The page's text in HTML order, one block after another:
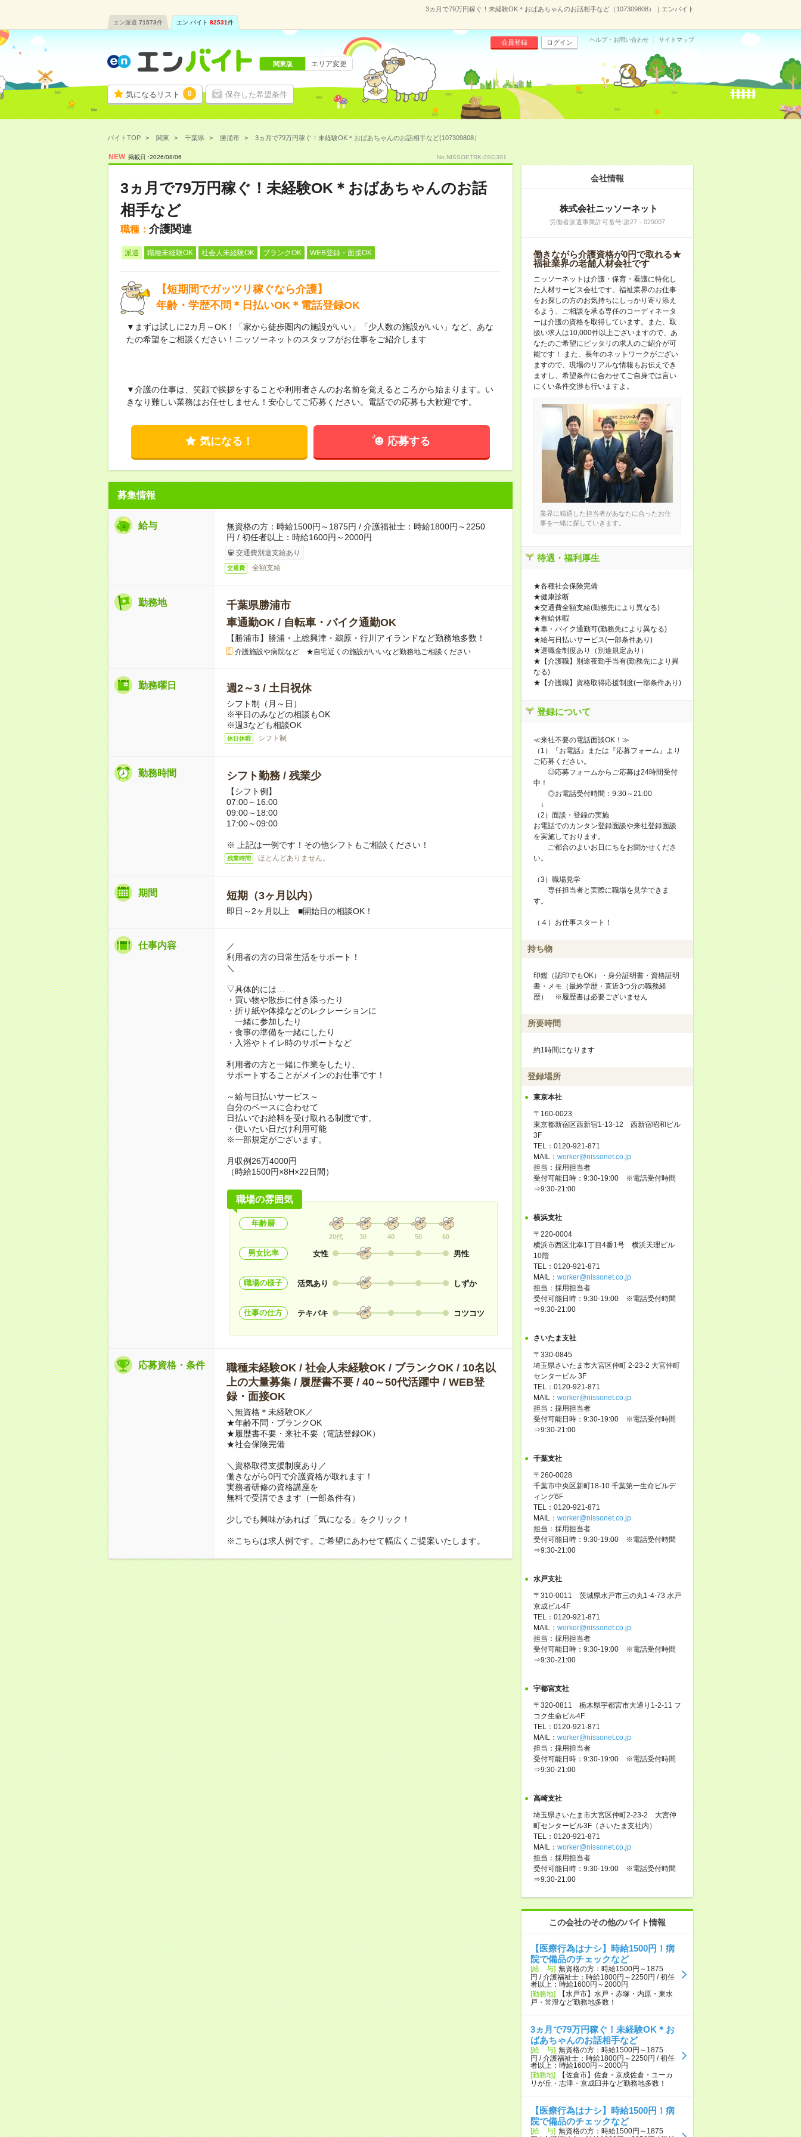
3ヵ月で79万円稼ぐ！未経験OK＊おばあちゃんのお話相手など（107309808）｜エンバイト
エン派遣 71573件 エン バイト 82531件
気になるリスト 0 保存した希望条件
会員登録 ログイン ヘルプ・お問い合わせ サイトマップ
関東版 エリア変更
バイトTOP 関東 千葉県 勝浦市 3ヵ月で79万円稼ぐ！未経験OK＊おばあちゃんのお話相手など(107309808）
NEW 掲載日 :2026/08/06 No.NISSOETRK-2SG391
3ヵ月で79万円稼ぐ！未経験OK＊おばあちゃんのお話
相手など
職種： 介護関連
派遣 職種未経験OK 社会人未経験OK ブランクOK WEB登録・面接OK
【短期間でガッツリ稼ぐなら介護】
年齢・学歴不問＊日払いOK＊電話登録OK
▼まずは試しに2カ月～OK！「家から徒歩圏内の施設がいい」「少人数の施設がいい」など、あな
たの希望をご相談ください！ニッソーネットのスタッフがお仕事をご紹介します
▼介護の仕事は、笑顔で挨拶をすることや利用者さんのお名前を覚えるところから始まります。い
きなり難しい業務はお任せしません！安心してご応募ください。電話での応募も大歓迎です。
気になる！ 応募する
募集情報
給与
無資格の方：時給1500円～1875円 / 介護福祉士：時給1800円～2250
円 / 初任者以上：時給1600円～2000円
交通費別途支給あり
交通費 全額支給
勤務地
千葉県勝浦市
車通勤OK / 自転車・バイク通勤OK
【勝浦市】勝浦・上総興津・鵜原・行川アイランドなど勤務地多数！
介護施設や病院など ★自宅近くの施設がいいなど勤務地ご相談ください
勤務曜日 週2～3 / 土日祝休
シフト制（月～日）
※平日のみなどの相談もOK
※週3なども相談OK
休日休暇 シフト制
勤務時間 シフト勤務 / 残業少
【シフト例】
07:00～16:00
09:00～18:00
17:00～09:00
※ 上記は一例です！その他シフトもご相談ください！
残業時間 ほとんどありません。
期間 短期（3ヶ月以内）
即日～2ヶ月以上 ■開始日の相談OK！
仕事内容
／
利用者の方の日常生活をサポート！
＼
▽具体的には…
・買い物や散歩に付き添ったり
・折り紙や体操などのレクレーションに
一緒に参加したり
・食事の準備を一緒にしたり
・入浴やトイレ時のサポートなど
利用者の方と一緒に作業をしたり、
サポートすることがメインのお仕事です！
～給与日払いサービス～
自分のペースに合わせて
日払いでお給料を受け取れる制度です。
・使いたい日だけ利用可能
※一部規定がございます。
月収例26万4000円
（時給1500円×8H×22日間）
職場の雰囲気
年齢層
20代 30 40 50 60
男女比率 女性 男性
職場の様子 活気あり しずか
仕事の仕方 テキパキ コツコツ
応募資格・条件
職種未経験OK / 社会人未経験OK / ブランクOK / 10名以
上の大量募集 / 履歴書不要 / 40～50代活躍中 / WEB登
録・面接OK
＼無資格＊未経験OK／
★年齢不問・ブランクOK
★履歴書不要・来社不要（電話登録OK）
★社会保険完備
＼資格取得支援制度あり／
働きながら0円で介護資格が取れます！
実務者研修の資格講座を
無料で受講できます（一部条件有）
少しでも興味があれば「気になる」をクリック！
※こちらは求人例です。ご希望にあわせて幅広くご提案いたします。
会社情報
株式会社ニッソーネット
労働者派遣事業許可番号:派27－029007
働きながら介護資格が0円で取れる★
福祉業界の老舗人材会社です
ニッソーネットは介護・保育・看護に特化し
た人材サービス会社です。福祉業界のお仕事
をお探しの方のお気持ちにしっかり寄り添え
るよう、ご相談を承る専任のコーディネータ
ーは介護の資格を取得しています。また、取
扱い求人は10,000件以上ございますので、あ
なたのご希望にピッタリの求人のご紹介が可
能です！ また、長年のネットワークがござい
ますので、現場のリアルな情報もお伝えでき
ますし、希望条件に合わせてご自身では言い
にくい条件交渉も行いますよ。
業界に精通した担当者があなたに合ったお仕
事を一緒に探していきます。
待遇・福利厚生
★各種社会保険完備
★健康診断
★交通費全額支給(勤務先により異なる)
★有給休暇
★車・バイク通勤可(勤務先により異なる)
★給与日払いサービス(一部条件あり)
★退職金制度あり（別途規定あり）
★【介護職】別途夜勤手当有(勤務先により異
なる)
★【介護職】資格取得応援制度(一部条件あり)
登録について
≪来社不要の電話面談OK！≫
（1）『お電話』または『応募フォーム』より
ご応募ください。
◎応募フォームからご応募は24時間受付
中！
◎お電話受付時間：9:30～21:00
↓
（2）面談・登録の実施
お電話でのカンタン登録面談や来社登録面談
を実施しております。
ご都合のよいお日にちをお聞かせくださ
い。
（3）職場見学
専任担当者と実際に職場を見学できま
す。
（４）お仕事スタート！
持ち物
印鑑（認印でもOK）・身分証明書・資格証明
書・メモ（最終学歴・直近3つ分の職務経
歴） ※履歴書は必要ございません
所要時間
約1時間になります
登録場所
東京本社
〒160-0023
東京都新宿区西新宿1-13-12 西新宿昭和ビル
3F
TEL：0120-921-871
MAIL： worker@nissonet.co.jp
担当：採用担当者
受付可能日時：9:30-19:00 ※電話受付時間
⇒9:30-21:00
横浜支社
〒220-0004
横浜市西区北幸1丁目4番1号 横浜天理ビル
10階
TEL：0120-921-871
MAIL： worker@nissonet.co.jp
担当：採用担当者
受付可能日時：9:30-19:00 ※電話受付時間
⇒9:30-21:00
さいたま支社
〒330-0845
埼玉県さいたま市大宮区仲町 2-23-2 大宮仲町
センタービル 3F
TEL：0120-921-871
MAIL： worker@nissonet.co.jp
担当：採用担当者
受付可能日時：9:30-19:00 ※電話受付時間
⇒9:30-21:00
千葉支社
〒260-0028
千葉市中央区新町18-10 千葉第一生命ビルデ
ィング6F
TEL：0120-921-871
MAIL： worker@nissonet.co.jp
担当：採用担当者
受付可能日時：9:30-19:00 ※電話受付時間
⇒9:30-21:00
水戸支社
〒310-0011 茨城県水戸市三の丸1-4-73 水戸
京成ビル4F
TEL：0120-921-871
MAIL： worker@nissonet.co.jp
担当：採用担当者
受付可能日時：9:30-19:00 ※電話受付時間
⇒9:30-21:00
宇都宮支社
〒320-0811 栃木県宇都宮市大通り1-2-11 フ
コク生命ビル4F
TEL：0120-921-871
MAIL： worker@nissonet.co.jp
担当：採用担当者
受付可能日時：9:30-19:00 ※電話受付時間
⇒9:30-21:00
高崎支社
埼玉県さいたま市大宮区仲町2-23-2 大宮仲
町センタービル3F（さいたま支社内）
TEL：0120-921-871
MAIL： worker@nissonet.co.jp
担当：採用担当者
受付可能日時：9:30-19:00 ※電話受付時間
⇒9:30-21:00
この会社のその他のバイト情報
【医療行為はナシ】時給1500円！病
院で備品のチェックなど
[給 与] 無資格の方：時給1500円～1875
円 / 介護福祉士：時給1800円～2250円 / 初任
者以上：時給1600円～2000円
[勤務地]
【水戸市】水戸・赤塚・内原・東水
戸・常澄など勤務地多数！
3ヵ月で79万円稼ぐ！未経験OK＊お
ばあちゃんのお話相手など
[給 与] 無資格の方：時給1500円～1875
円 / 介護福祉士：時給1800円～2250円 / 初任
者以上：時給1600円～2000円
[勤務地]
【佐倉市】佐倉・京成佐倉・ユーカ
リが丘・志津・京成臼井など勤務地多数！
【医療行為はナシ】時給1500円！病
院で備品のチェックなど
[給 与] 無資格の方：時給1500円～1875